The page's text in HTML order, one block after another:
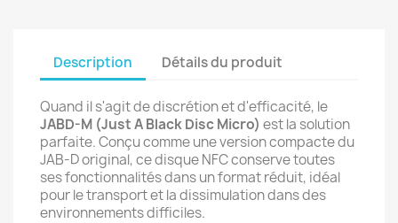
Description Détails du produit
Quand il s'agit de discrétion et d'efficacité, le
JABD-M (Just A Black Disc Micro) est la solution
parfaite. Conçu comme une version compacte du
JAB-D original, ce disque NFC conserve toutes
ses fonctionnalités dans un format réduit, idéal
pour le transport et la dissimulation dans des
environnements difficiles.